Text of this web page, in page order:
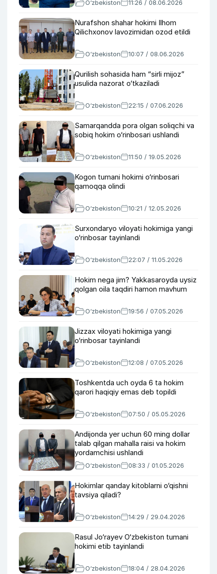
O‘zbekiston 11:26 / 08.06.2026
Nurafshon shahar hokimi Ilhom
Qilichxonov lavozimidan ozod etildi
O‘zbekiston 10:07 / 08.06.2026
Qurilish sohasida ham “sirli mijoz”
usulida nazorat o‘tkaziladi
O‘zbekiston 22:15 / 07.06.2026
Samarqandda pora olgan soliqchi va
sobiq hokim o‘rinbosari ushlandi
O‘zbekiston 11:50 / 19.05.2026
Kogon tumani hokimi o‘rinbosari
qamoqqa olindi
O‘zbekiston 10:21 / 12.05.2026
Surxondaryo viloyati hokimiga yangi
o‘rinbosar tayinlandi
O‘zbekiston 22:07 / 11.05.2026
Hokim nega jim? Yakkasaroyda uysiz
qolgan oila taqdiri hamon mavhum
O‘zbekiston 19:56 / 07.05.2026
Jizzax viloyati hokimiga yangi
o‘rinbosar tayinlandi
O‘zbekiston 12:08 / 07.05.2026
Toshkentda uch oyda 6 ta hokim
qarori haqiqiy emas deb topildi
O‘zbekiston 07:50 / 05.05.2026
Andijonda yer uchun 60 ming dollar
talab qilgan mahalla raisi va hokim
yordamchisi ushlandi
O‘zbekiston 08:33 / 01.05.2026
Hokimlar qanday kitoblarni o‘qishni
tavsiya qiladi?
O‘zbekiston 14:29 / 29.04.2026
Rasul Jo‘rayev O‘zbekiston tumani
hokimi etib tayinlandi
O‘zbekiston 18:04 / 28.04.2026